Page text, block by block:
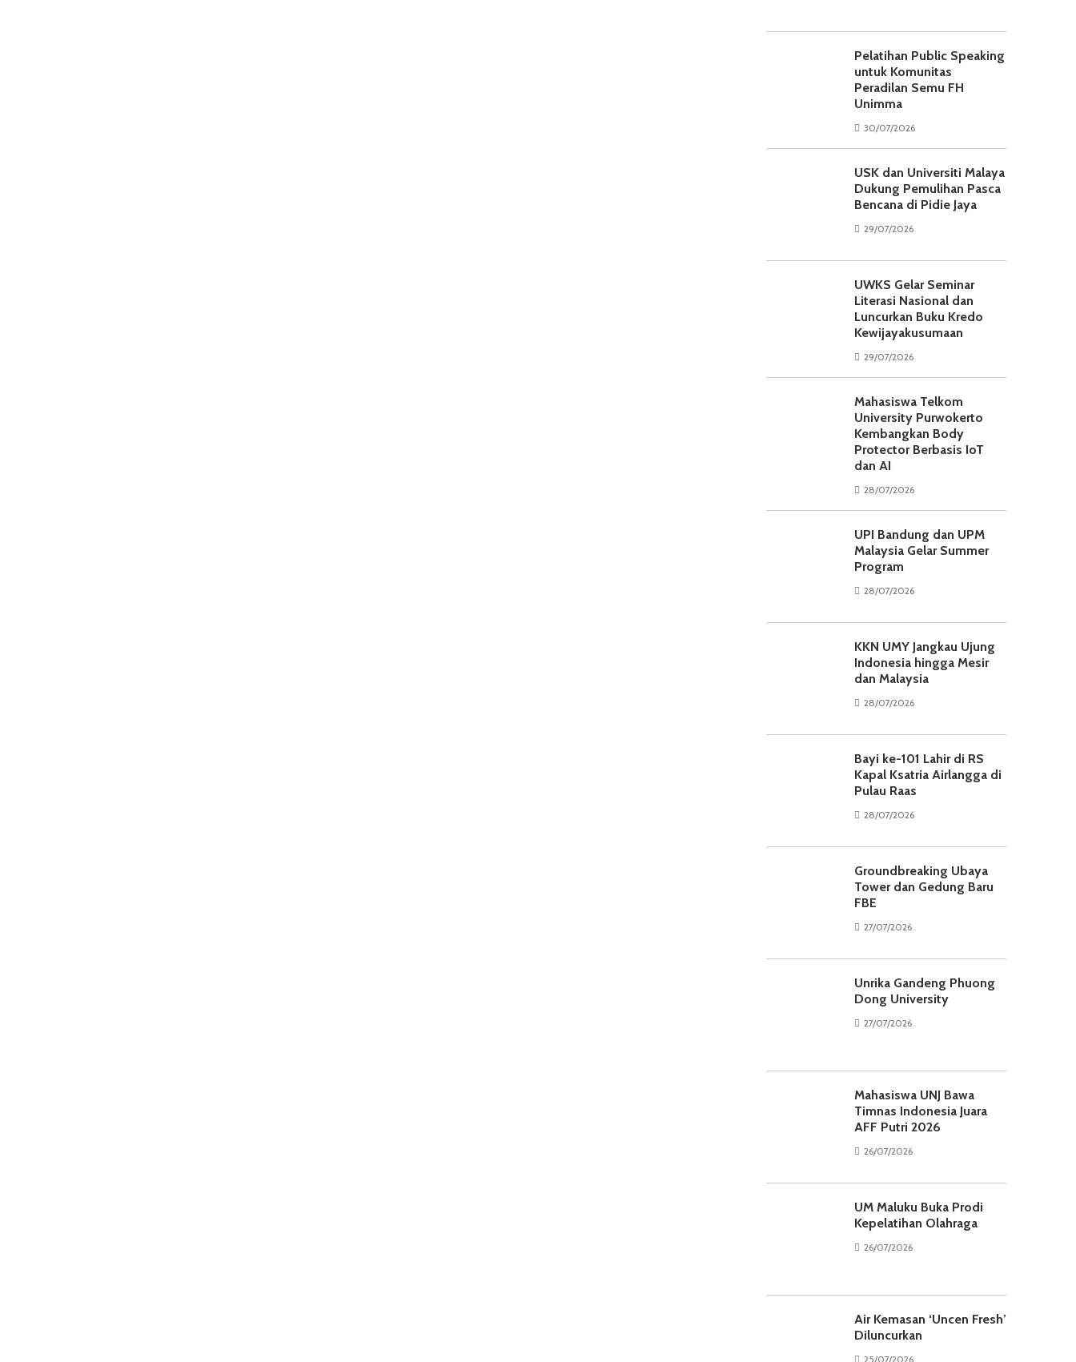
Pelatihan Public Speaking
untuk Komunitas
Peradilan Semu FH
Unimma
30/07/2026
USK dan Universiti Malaya
Dukung Pemulihan Pasca
Bencana di Pidie Jaya
29/07/2026
UWKS Gelar Seminar
Literasi Nasional dan
Luncurkan Buku Kredo
Kewijayakusumaan
29/07/2026
Mahasiswa Telkom
University Purwokerto
Kembangkan Body
Protector Berbasis IoT
dan AI
28/07/2026
UPI Bandung dan UPM
Malaysia Gelar Summer
Program
28/07/2026
KKN UMY Jangkau Ujung
Indonesia hingga Mesir
dan Malaysia
28/07/2026
Bayi ke-101 Lahir di RS
Kapal Ksatria Airlangga di
Pulau Raas
28/07/2026
Groundbreaking Ubaya
Tower dan Gedung Baru
FBE
27/07/2026
Unrika Gandeng Phuong
Dong University
27/07/2026
Mahasiswa UNJ Bawa
Timnas Indonesia Juara
AFF Putri 2026
26/07/2026
UM Maluku Buka Prodi
Kepelatihan Olahraga
26/07/2026
Air Kemasan ‘Uncen Fresh’
Diluncurkan
25/07/2026